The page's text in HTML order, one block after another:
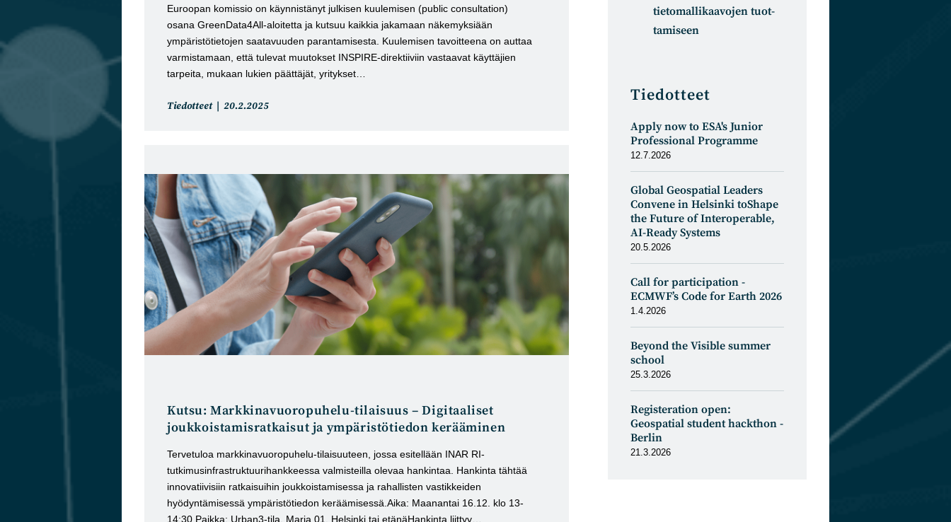
Euroopan komissio on käynnistänyt julkisen kuulemisen (public consultation)
osana GreenData4All-aloitetta ja kutsuu kaikkia jakamaan näkemyksiään
ympäristötietojen saatavuuden parantamisesta. Kuulemisen tavoitteena on auttaa
varmistamaan, että tulevat muutokset INSPIRE-direktiiviin vastaavat käyttäjien
tarpeita, mukaan lukien päättäjät, yritykset…
Artikkelin
Tiedotteet
Artikkeli
20.2.2025
Kutsu: Markkinavuoropuhelu-tilaisuus – Digitaaliset
joukkoistamisratkaisut ja ympäristötiedon kerääminen
Tervetuloa markkinavuoropuhelu-tilaisuuteen, jossa esitellään INAR RI-
tutkimusinfrastruktuurihankkeessa valmisteilla olevaa hankintaa. Hankinta tähtää
innovatiivisiin ratkaisuihin joukkoistamisessa ja rahallisten vastikkeiden
hyödyntämisessä ympäristötiedon keräämisessä.Aika: Maanantai 16.12. klo 13-
14:30 Paikka: Urban3-tila, Maria 01, Helsinki tai etänäHankinta liittyy…
tietomal­likaa­vojen tuot­
tamiseen
Tiedotteet
Apply now to ESA's Junior
Professional Programme
12.7.2026
Global Geospatial Leaders
Convene in Helsinki toShape
the Future of Interoperable,
AI-Ready Systems
20.5.2026
Call for participation -
ECMWF’s Code for Earth 2026
1.4.2026
Beyond the Visible summer
school
25.3.2026
Registeration open:
Geospatial student hackthon -
Berlin
21.3.2026